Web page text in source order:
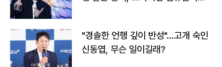
"경솔한 언행 깊이 반성"…고개 숙인
신동엽, 무슨 일이길래?